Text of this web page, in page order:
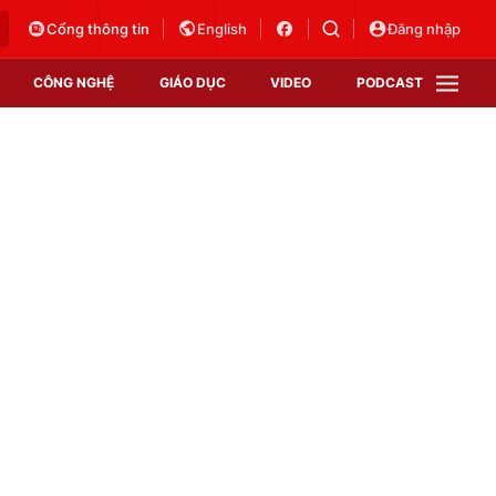
Cổng thông tin English Đăng nhập
CÔNG NGHỆ GIÁO DỤC VIDEO PODCAST